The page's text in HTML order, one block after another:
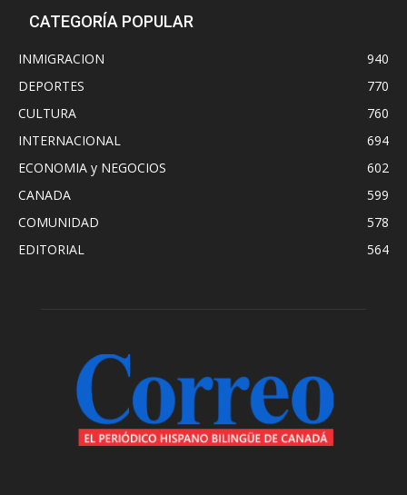
CATEGORÍA POPULAR
INMIGRACION
940
DEPORTES
770
CULTURA
760
INTERNACIONAL
694
ECONOMIA y NEGOCIOS
602
CANADA
599
COMUNIDAD
578
EDITORIAL
564